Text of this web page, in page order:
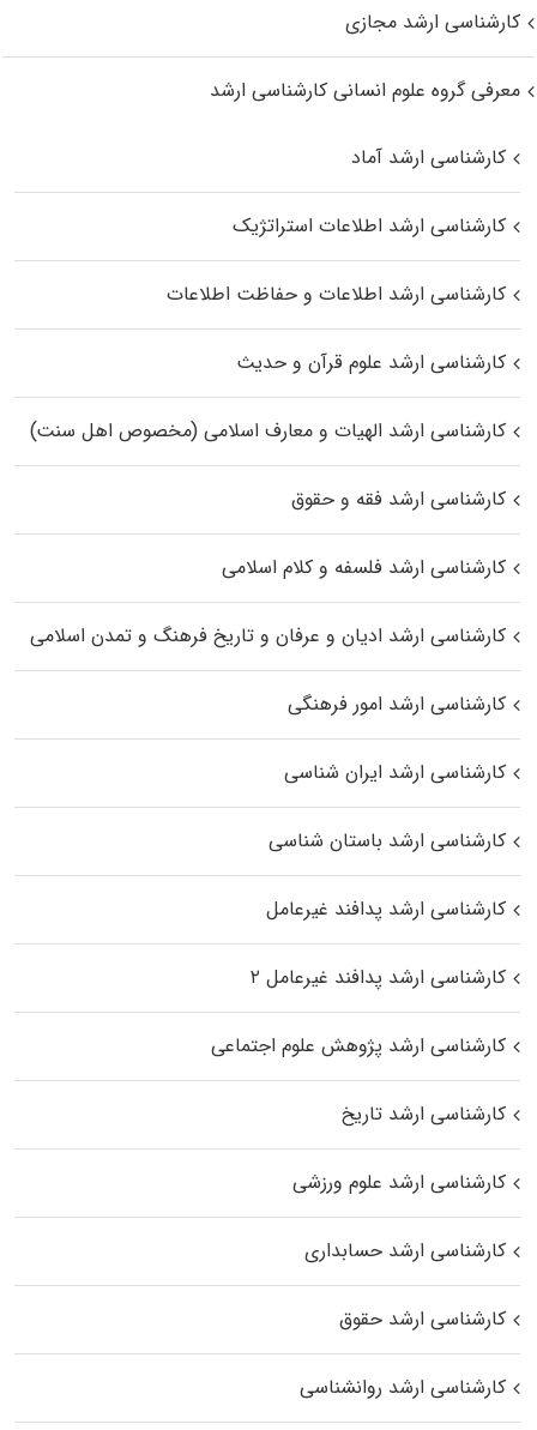
کارشناسی ارشد مجازی
معرفی گروه علوم انسانی کارشناسی ارشد
کارشناسی ارشد آماد
کارشناسی ارشد اطلاعات استراتژیک
کارشناسی ارشد اطلاعات و حفاظت اطلاعات
کارشناسی ارشد علوم قرآن و حدیث
کارشناسی ارشد الهیات و معارف اسلامی (مخصوص اهل سنت)
کارشناسی ارشد فقه و حقوق
کارشناسی ارشد فلسفه و کلام اسلامی
کارشناسی ارشد ادیان و عرفان و تاریخ فرهنگ و تمدن اسلامی
کارشناسی ارشد امور فرهنگی
کارشناسی ارشد ایران شناسی
کارشناسی ارشد باستان شناسی
کارشناسی ارشد پدافند غیرعامل
کارشناسی ارشد پدافند غیرعامل ۲
کارشناسی ارشد پژوهش علوم اجتماعی
کارشناسی ارشد تاریخ
کارشناسی ارشد علوم ورزشی
کارشناسی ارشد حسابداری
کارشناسی ارشد حقوق
کارشناسی ارشد روانشناسی